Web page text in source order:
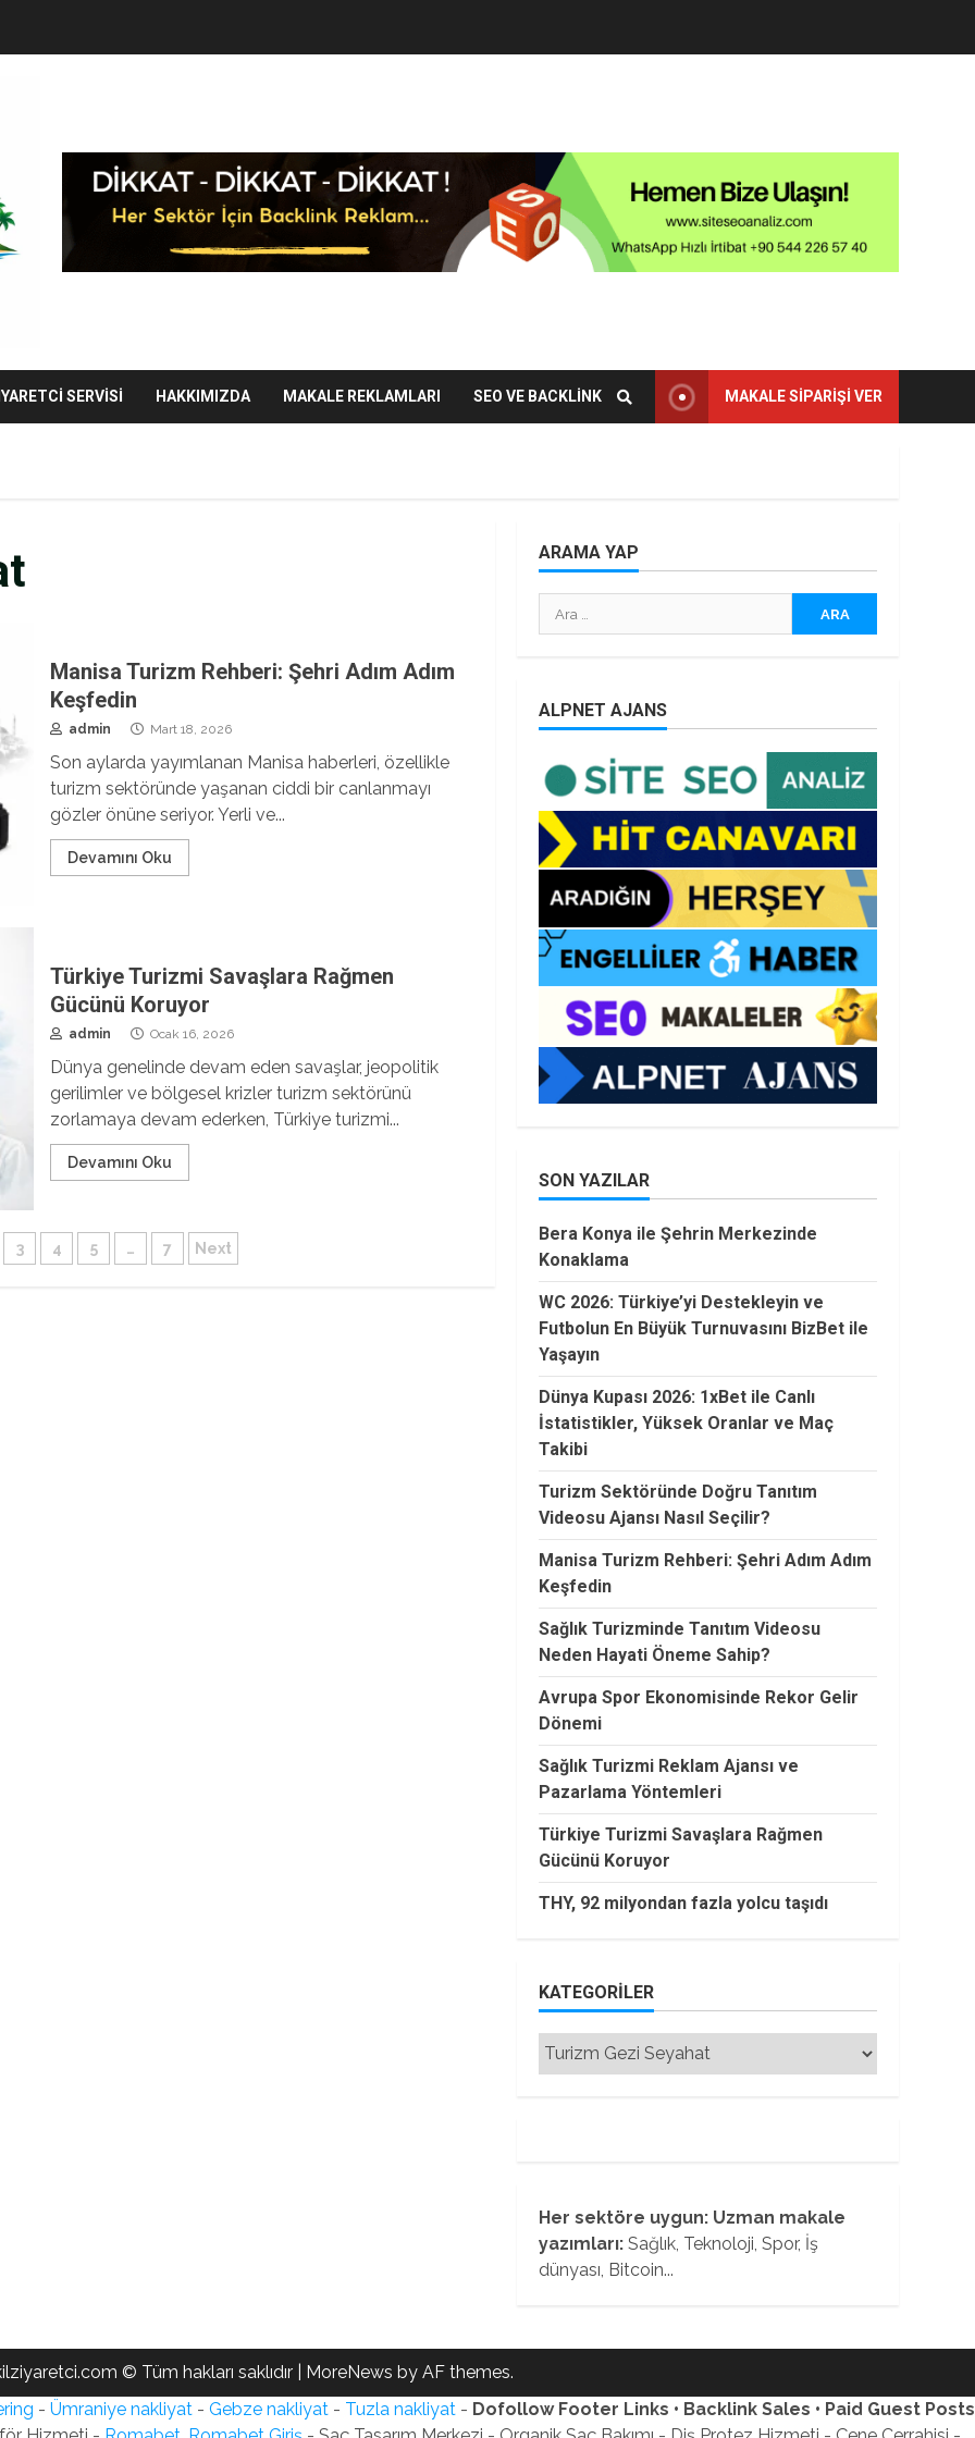
SERVISI HAKKIMIZDA MAKALE REKLAMLARI SEO VE BACKLINK MAKALE SIPARIŞI VER
Manisa Turizm Rehberi: Şehri Adım Adım
Keşfedin
admin Mart 18, 2026
Son aylarda yayımlanan Manisa haberleri, özellikle
turizm sektöründe yaşanan ciddi bir canlanmayı
gözler önüne seriyor. Yerli ve...
Devamını Oku
Türkiye Turizmi Savaşlara Rağmen
Gücünü Koruyor
admin Ocak 16, 2026
Dünya genelinde devam eden savaşlar, jeopolitik
gerilimler ve bölgesel krizler turizm sektörünü
zorlamaya devam ederken, Türkiye turizmi...
Devamını Oku
3 4 5 … 7 Next
ARAMA YAP
Arama:
ALPNET AJANS
SON YAZILAR
Bera Konya ile Şehrin Merkezinde
Konaklama
WC 2026: Türkiye’yi Destekleyin ve
Futbolun En Büyük Turnuvasını BizBet ile
Yaşayın
Dünya Kupası 2026: 1xBet ile Canlı
İstatistikler, Yüksek Oranlar ve Maç
Takibi
Turizm Sektöründe Doğru Tanıtım
Videosu Ajansı Nasıl Seçilir?
Manisa Turizm Rehberi: Şehri Adım Adım
Keşfedin
Sağlık Turizminde Tanıtım Videosu
Neden Hayati Öneme Sahip?
Avrupa Spor Ekonomisinde Rekor Gelir
Dönemi
Sağlık Turizmi Reklam Ajansı ve
Pazarlama Yöntemleri
Türkiye Turizmi Savaşlara Rağmen
Gücünü Koruyor
THY, 92 milyondan fazla yolcu taşıdı
KATEGORILER
Kategoriler
Her sektöre uygun: Uzman makale
yazımları:Sağlık, Teknoloji, Spor, İş
dünyası, Bitcoin...
© Tüm hakları saklıdır MoreNews by AF themes.
- Ümraniye nakliyat - Gebze nakliyat - Tuzla nakliyat - Dofollow Footer Links • Backlink Sales • Paid Guest Posts